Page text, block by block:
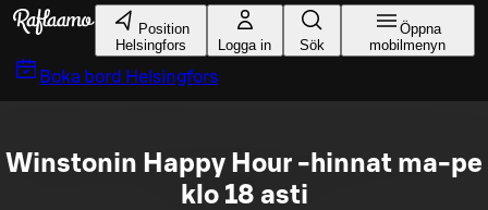
Gå till huvudinnehållet
Position
Helsingfors
Logga in Sök
Öppna
mobilmenyn
Boka bord Helsingfors
Winstonin Happy Hour -hinnat ma-pe
klo 18 asti